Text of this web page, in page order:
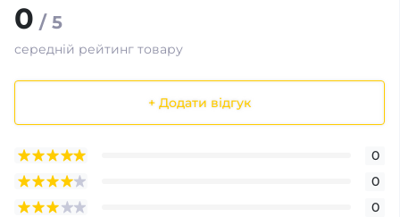
0 / 5
середній рейтинг товару
+ Додати відгук
0
0
0